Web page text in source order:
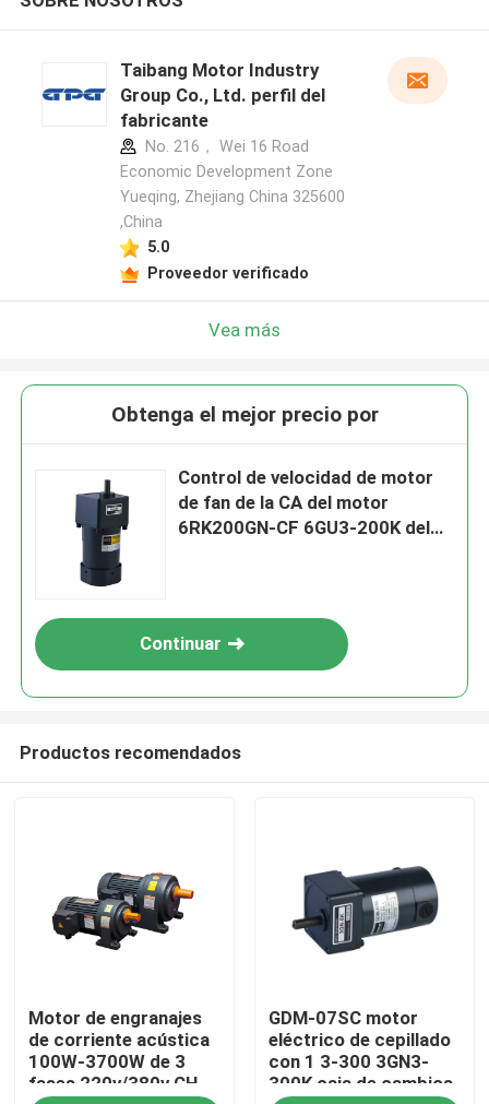
Productos
Los vídeos
Taibang Motor Industry
Group Co., Ltd. perfil del
fabricante
No. 216， Wei 16 Road
Economic Development Zone
Yueqing, Zhejiang China 325600
,China
5.0
Proveedor verificado
Vea más
Obtenga el mejor precio por
Control de velocidad de motor
de fan de la CA del motor
6RK200GN-CF 6GU3-200K del
Continuar
Productos recomendados
Motor de engranajes
de corriente acústica
100W-3700W de 3
fases 220v/380v CH
GDM-07SC motor
eléctrico de cepillado
con 1 3-300 3GN3-
300K caja de cambios